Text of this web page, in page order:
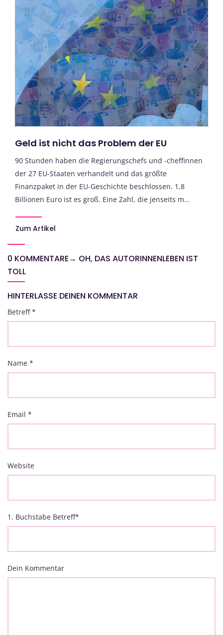
Geld ist nicht das Problem der EU
90 Stunden haben die Regierungschefs und -cheffinnen
der 27 EU-Staaten verhandelt und das größte
Finanzpaket in der EU-Geschichte beschlossen. 1,8
Billionen Euro ist es groß. Eine Zahl, die jenseits m...
Zum Artikel
0 KOMMENTARE→ OH, DAS AUTORINNENLEBEN IST
TOLL
HINTERLASSE DEINEN KOMMENTAR
Betreff*
Name *
Email *
Website
1. Buchstabe Betreff*
Dein Kommentar